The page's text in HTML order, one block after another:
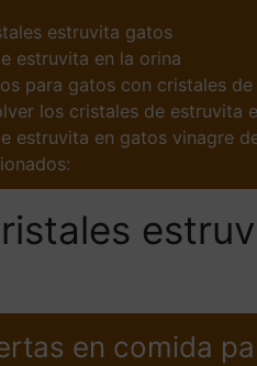
estruvita gatos
estruvita en la orina
para gatos con cristales
los cristales de estruvita
estruvita en gatos vinagre
en comida